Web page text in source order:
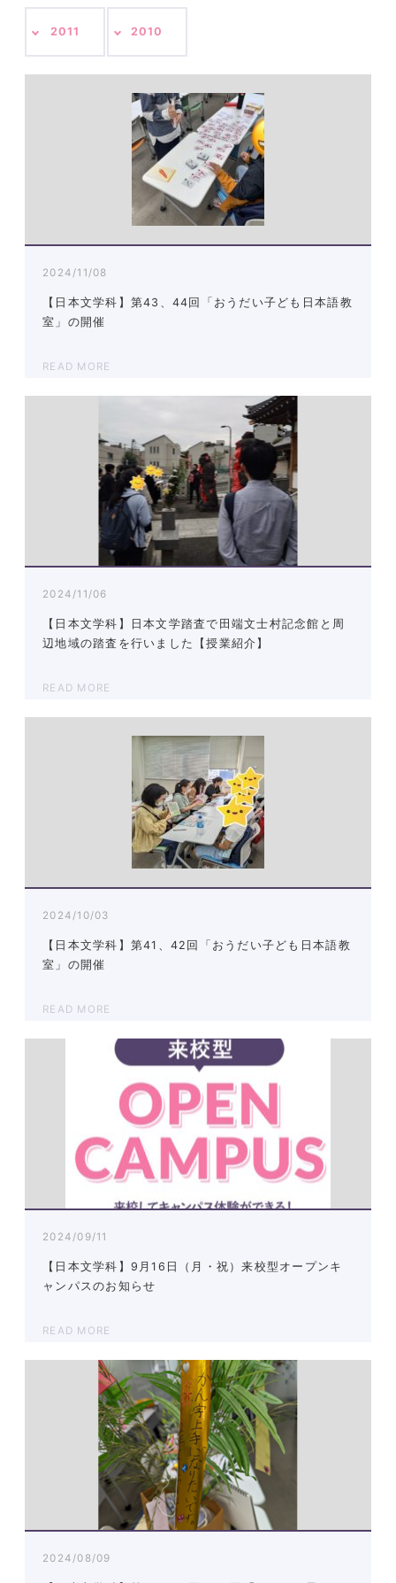
2011 2010
2024/11/08
【日本文学科】第43、44回「おうだい子ども日本語教
室」の開催
READ MORE
2024/11/06
【日本文学科】日本文学踏査で田端文士村記念館と周
辺地域の踏査を行いました【授業紹介】
READ MORE
2024/10/03
【日本文学科】第41、42回「おうだい子ども日本語教
室」の開催
READ MORE
2024/09/11
【日本文学科】9月16日（月・祝）来校型オープンキ
ャンパスのお知らせ
READ MORE
2024/08/09